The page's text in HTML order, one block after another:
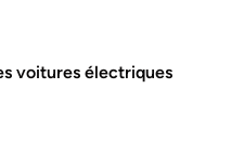
voitures électriques